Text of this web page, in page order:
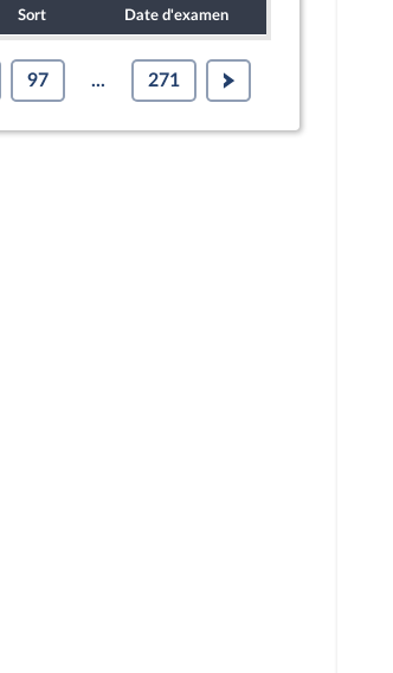
Sort Date d'examen
97 ... 271